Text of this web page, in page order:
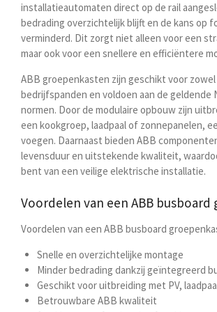
installatieautomaten direct op de rail
bedrading overzichtelijk blijft en de kans op
verminderd. Dit zorgt niet alleen voor een
maar ook voor een snellere en efficiëntere
ABB groepenkasten zijn geschikt voor
bedrijfspanden en voldoen aan de geldende
normen. Door de modulaire opbouw zijn
een kookgroep, laadpaal of zonnepanelen,
voegen. Daarnaast bieden ABB
levensduur en uitstekende kwaliteit,
bent van een veilige elektrische installatie.
Voordelen van een ABB
Voordelen van een ABB busboard
Snelle en overzichtelijke montage
Minder bedrading dankzij geïntegreerd
Geschikt voor uitbreiding met PV,
Betrouwbare ABB kwaliteit